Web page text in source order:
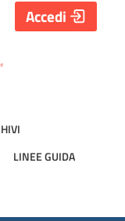
LINEE GUIDA
Accedi